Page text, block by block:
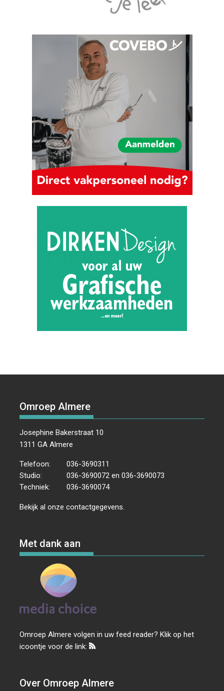
Omroep Almere
Josephine Bakerstraat 10
1311 GA Almere
Telefoon:
036-3690311
Studio:
036-3690072 en 036-3690073
Techniek:
036-3690074
Bekijk al onzecontactgegevens
Met dank aan
Omroep Almere volgen in uw feed reader? Klik op het
icoontje voor de link:
Over Omroep Almere